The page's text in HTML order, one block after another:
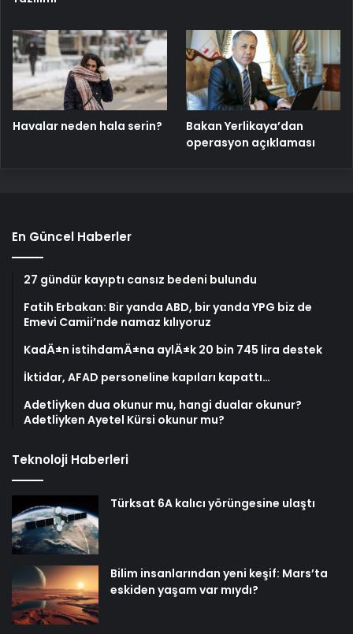
Havalar neden hala serin?
Bakan Yerlikaya’dan
operasyon açıklaması
En Güncel Haberler
27 gündür kayıptı cansız bedeni bulundu
Fatih Erbakan: Bir yanda ABD, bir yanda YPG biz de
Emevi Camii’nde namaz kılıyoruz
KadÄ±n istihdamÄ±na aylÄ±k 20 bin 745 lira destek
İktidar, AFAD personeline kapıları kapattı…
Adetliyken dua okunur mu, hangi dualar okunur?
Adetliyken Ayetel Kürsi okunur mu?
Teknoloji Haberleri
Türksat 6A kalıcı yörüngesine ulaştı
Bilim insanlarından yeni keşif: Mars’ta
eskiden yaşam var mıydı?